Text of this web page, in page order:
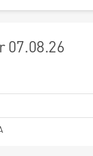
07.08.26